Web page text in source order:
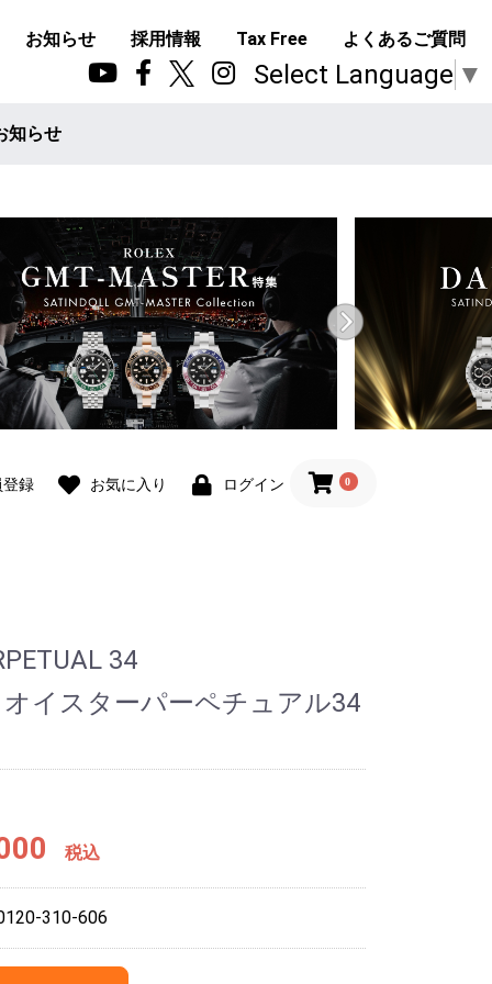
お知らせ 採用情報 Tax Free よくあるご質問
Select Language ▼
知らせ
登録 お気に入り ログイン 0
34
イスターパーペチュアル34
税込
310-606